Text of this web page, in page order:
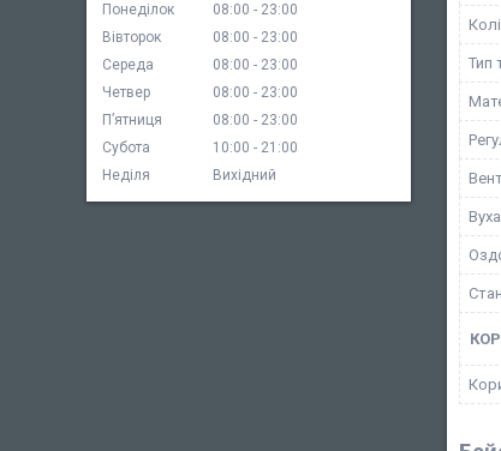
Тип
Вуха
Стан
Понеділок 08:00
23:00
Вівторок
08:00
23:00
Середа
08:00
23:00
Четвер
08:00
23:00
Пʼятниця
08:00
23:00
Субота
10:00
21:00
Неділя
Вихідний